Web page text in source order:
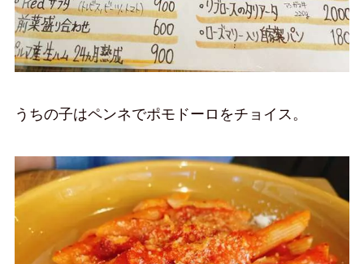
うちの子はペンネでポモドーロをチョイス。